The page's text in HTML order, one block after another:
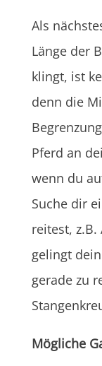
Als
Länge der
klingt, ist
denn die
Pferd an
wenn du
Suche dir
reitest, z.B.
gelingt
gerade zu
Mögliche